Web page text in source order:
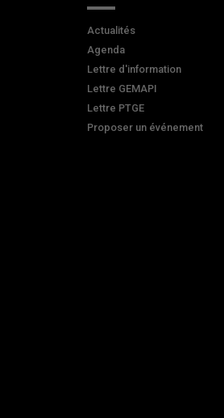
Actualités
Agenda
Lettre d'information
Lettre GEMAPI
Lettre PTGE
Proposer un événement